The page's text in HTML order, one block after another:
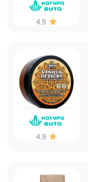
4.9
4.9